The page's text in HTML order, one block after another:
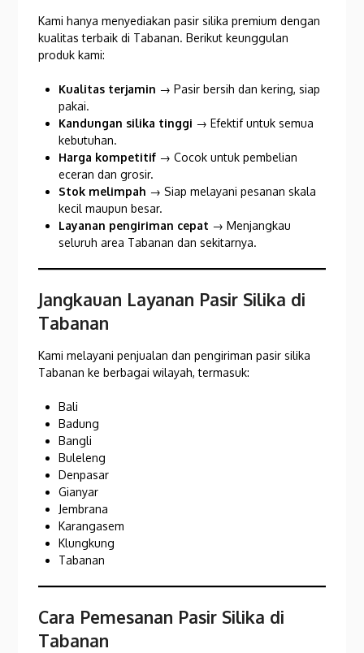
Kami hanya menyediakan pasir silika premium dengan
kualitas terbaik di Tabanan. Berikut keunggulan
produk kami:
Kualitas terjamin → Pasir bersih dan kering, siap
pakai.
Kandungan silika tinggi → Efektif untuk semua
kebutuhan.
Harga kompetitif → Cocok untuk pembelian
eceran dan grosir.
Stok melimpah → Siap melayani pesanan skala
kecil maupun besar.
Layanan pengiriman cepat → Menjangkau
seluruh area Tabanan dan sekitarnya.
Jangkauan Layanan Pasir Silika di
Tabanan
Kami melayani penjualan dan pengiriman pasir silika
Tabanan ke berbagai wilayah, termasuk:
Bali
Badung
Bangli
Buleleng
Denpasar
Gianyar
Jembrana
Karangasem
Klungkung
Tabanan
Cara Pemesanan Pasir Silika di
Tabanan